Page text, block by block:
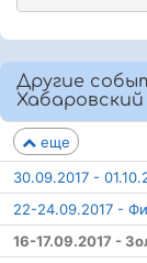
Другие
Хабаровский
еще
30.09.2017 -
22-24.09.2017 -
16-17.09.2017 -